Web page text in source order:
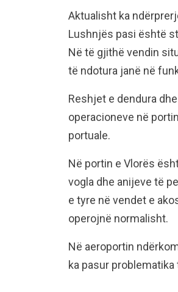
Aktualisht ka
Lushnjës pasi është
Në të gjithë vendin
të ndotura janë në
Reshjet e dendura
operacioneve në
portuale.
Në portin e Vlorës
vogla dhe anijeve të
e tyre në vendet e
operojnë normalisht.
Në aeroportin
ka pasur problematika